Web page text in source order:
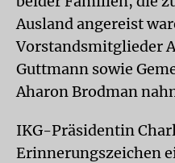
Ausland angereist
Vorstandsmitglieder
Guttmann sowie
Aharon Brodman
IKG-Präsidentin
Erinnerungszeichen